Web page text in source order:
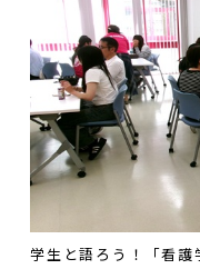
学生と語ろう！「看護